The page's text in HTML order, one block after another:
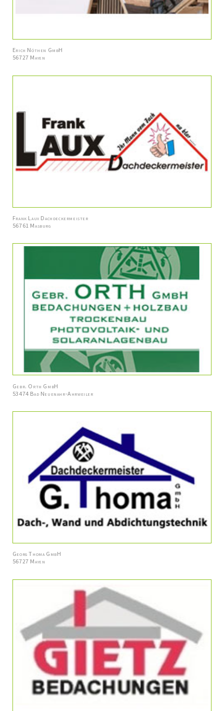
Erich Nöthen GmbH
56727 Mayen
Frank Laux Dachdeckermeister
56761 Masburg
Gebr. Orth GmbH
53474 Bad Neuenahr-Ahrweiler
Georg Thoma GmbH
56727 Mayen